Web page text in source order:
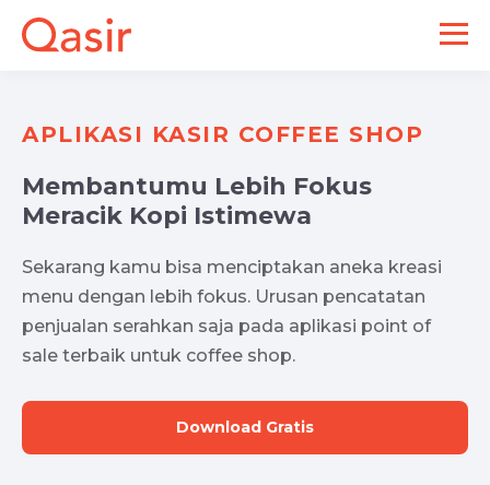
APLIKASI KASIR COFFEE SHOP
Membantumu Lebih Fokus
Meracik Kopi Istimewa
Sekarang kamu bisa menciptakan aneka kreasi
menu dengan lebih fokus. Urusan pencatatan
penjualan serahkan saja pada aplikasi point of
sale terbaik untuk coffee shop.
Download Gratis